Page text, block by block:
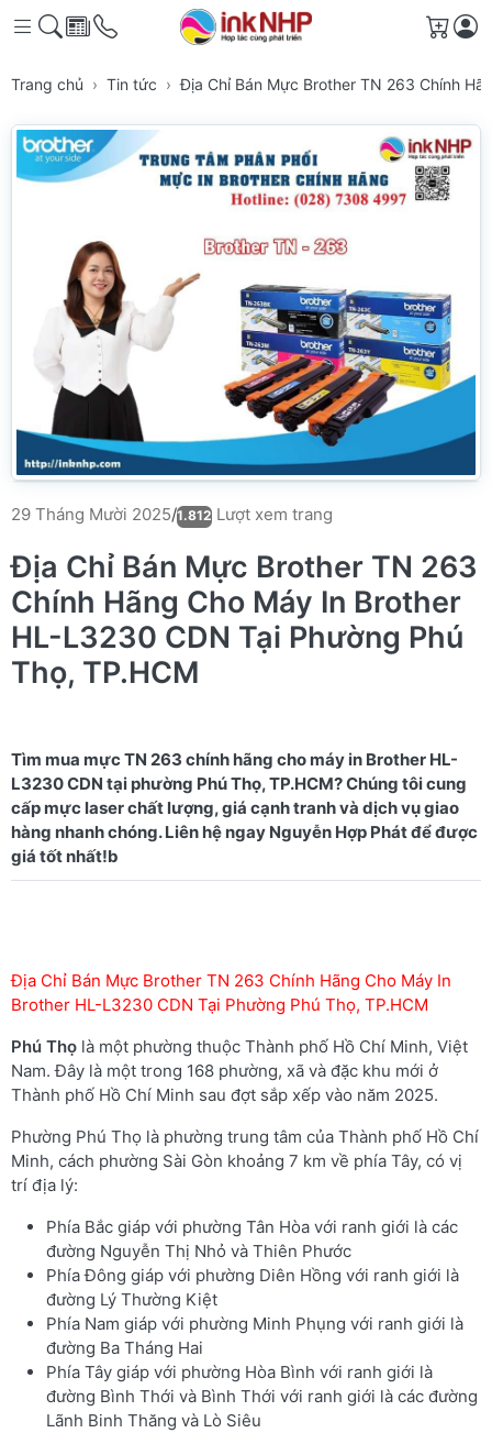
Giỏ
Trang chủ Tin tức Địa Chỉ Bán Mực Brother TN 263 Chính
29 Tháng Mười 2025/1.812 Lượt xem trang
Địa Chỉ Bán Mực Brother TN 263
Chính Hãng Cho Máy In Brother
HL-L3230 CDN Tại Phường Phú
Thọ, TP.HCM
Tìm mua mực TN 263 chính hãng cho máy in Brother HL-
L3230 CDN tại phường Phú Thọ, TP.HCM? Chúng tôi cung
cấp mực laser chất lượng, giá cạnh tranh và dịch vụ giao
hàng nhanh chóng. Liên hệ ngay Nguyễn Hợp Phát để được
Địa Chỉ Bán Mực Brother TN 263 Chính Hãng Cho Máy In
Brother HL-L3230 CDN Tại Phường Phú Thọ, TP.HCM
Phú Thọ là một phường thuộc Thành phố Hồ Chí Minh, Việt
Nam. Đây là một trong 168 phường, xã và đặc khu mới ở
Thành phố Hồ Chí Minh sau đợt sắp xếp vào năm 2025.
Phường Phú Thọ là phường trung tâm của Thành phố Hồ Chí
Minh, cách phường Sài Gòn khoảng 7 km về phía Tây, có vị
trí địa lý:
Phía Bắc giáp với phường Tân Hòa với ranh giới là các
đường Nguyễn Thị Nhỏ và Thiên Phước
Phía Đông giáp với phường Diên Hồng với ranh giới là
đường Lý Thường Kiệt
Phía Nam giáp với phường Minh Phụng với ranh giới là
đường Ba Tháng Hai
Phía Tây giáp với phường Hòa Bình với ranh giới là
đường Bình Thới và Bình Thới với ranh giới là các đường
Lãnh Binh Thăng và Lò Siêu